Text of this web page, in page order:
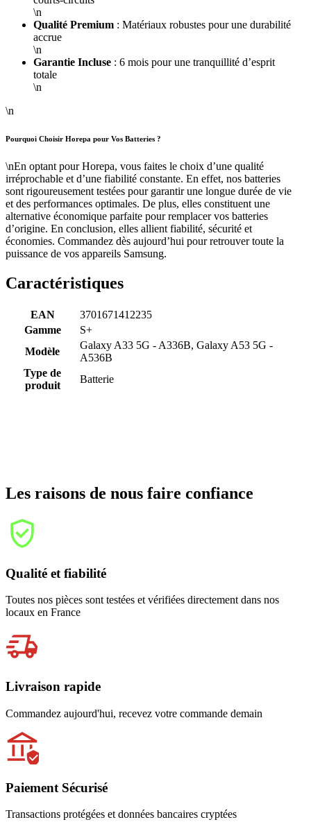
\n
Qualité Premium : Matériaux robustes pour une durabilité
accrue
\n
Garantie Incluse : 6 mois pour une tranquillité d’esprit
totale
\n
\n
Pourquoi Choisir Horepa pour Vos Batteries ?
\nEn optant pour Horepa, vous faites le choix d’une qualité
irréprochable et d’une fiabilité constante. En effet, nos batteries
sont rigoureusement testées pour garantir une longue durée de vie
et des performances optimales. De plus, elles constituent une
alternative économique parfaite pour remplacer vos batteries
d’origine. En conclusion, elles allient fiabilité, sécurité et
économies. Commandez dès aujourd’hui pour retrouver toute la
puissance de vos appareils Samsung.
Caractéristiques
EAN
3701671412235
Gamme
S+
Modèle
Galaxy A33 5G - A336B, Galaxy A53 5G -
A536B
Type de
produit
Batterie
Les raisons de nous faire confiance
Qualité et fiabilité
Toutes nos pièces sont testées et vérifiées directement dans nos
locaux en France
Livraison rapide
Commandez aujourd'hui, recevez votre commande demain
Paiement Sécurisé
Transactions protégées et données bancaires cryptées